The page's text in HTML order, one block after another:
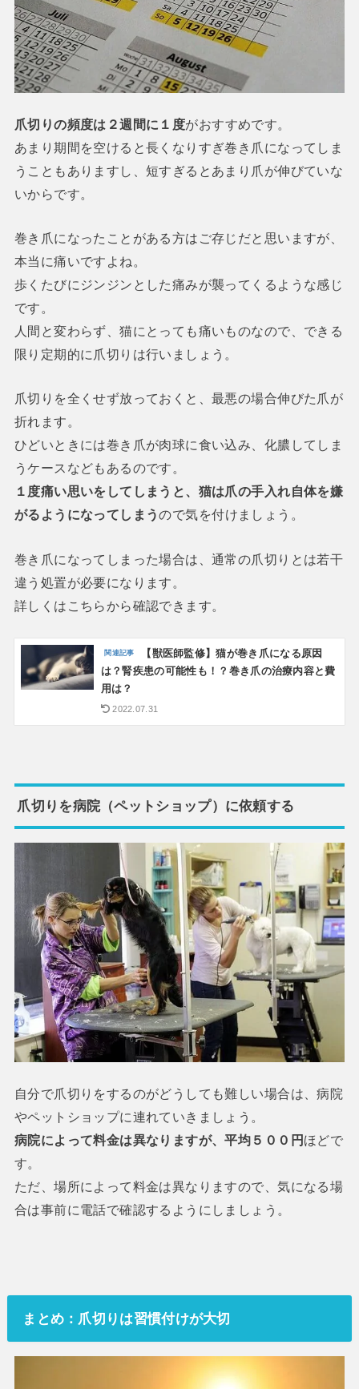
爪切りの頻度は２週間に１度がおすすめです。
あまり期間を空けると長くなりすぎ巻き爪になってしま
うこともありますし、短すぎるとあまり爪が伸びていな
いからです。
巻き爪になったことがある方はご存じだと思いますが、
本当に痛いですよね。
歩くたびにジンジンとした痛みが襲ってくるような感じ
です。
人間と変わらず、猫にとっても痛いものなので、できる
限り定期的に爪切りは行いましょう。
爪切りを全くせず放っておくと、最悪の場合伸びた爪が
折れます。
ひどいときには巻き爪が肉球に食い込み、化膿してしま
うケースなどもあるのです。
１度痛い思いをしてしまうと、猫は爪の手入れ自体を嫌
がるようになってしまうので気を付けましょう。
巻き爪になってしまった場合は、通常の爪切りとは若干
違う処置が必要になります。
詳しくはこちらから確認できます。
【獣医師監修】猫が巻き爪になる原因
は？腎疾患の可能性も！？巻き爪の治療内容と費
用は？
2022.07.31
爪切りを病院（ペットショップ）に依頼する
自分で爪切りをするのがどうしても難しい場合は、病院
やペットショップに連れていきましょう。
病院によって料金は異なりますが、平均５００円 ほどで
す。
ただ、場所によって料金は異なりますので、気になる場
合は事前に電話で確認するようにしましょう。
まとめ：爪切りは習慣付けが大切